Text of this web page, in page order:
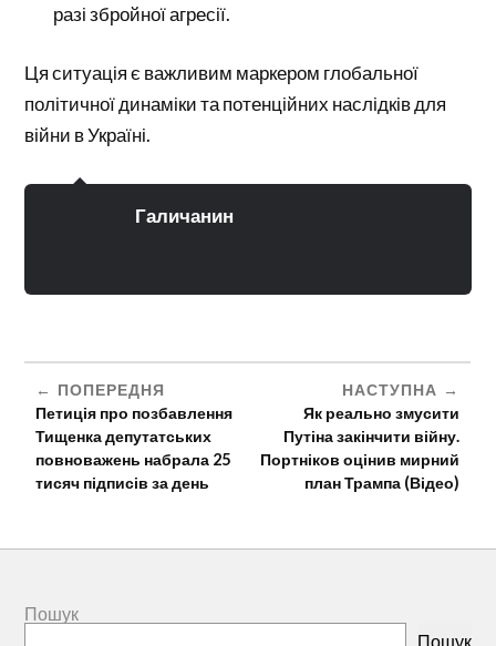
разі збройної агресії.
Ця ситуація є важливим маркером глобальної
політичної динаміки та потенційних наслідків для
війни в Україні.
Галичанин
ПОПЕРЕДНЯ
Петиція про позбавлення
Тищенка депутатських
повноважень набрала 25
тисяч підписів за день
НАСТУПНА
Як реально змусити
Путіна закінчити війну.
Портніков оцінив мирний
план Трампа (Відео)
Пошук
Пошук